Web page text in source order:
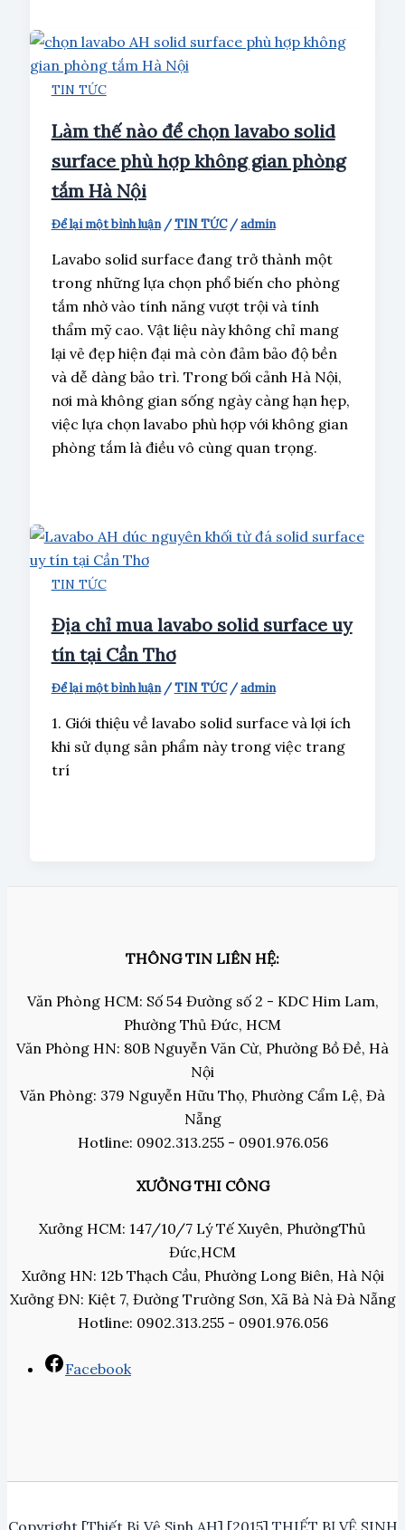
TIN TỨC
Làm thế nào để chọn lavabo solid
surface phù hợp không gian phòng
tắm Hà Nội
Để lại một bình luận /TIN TỨC/admin
Lavabo solid surface đang trở thành một
trong những lựa chọn phổ biến cho phòng
tắm nhờ vào tính năng vượt trội và tính
thẩm mỹ cao. Vật liệu này không chỉ mang
lại vẻ đẹp hiện đại mà còn đảm bảo độ bền
và dễ dàng bảo trì. Trong bối cảnh Hà Nội,
nơi mà không gian sống ngày càng hạn hẹp,
việc lựa chọn lavabo phù hợp với không gian
phòng tắm là điều vô cùng quan trọng.
TIN TỨC
Địa chỉ mua lavabo solid surface uy
tín tại Cần Thơ
Để lại một bình luận /TIN TỨC/admin
1. Giới thiệu về lavabo solid surface và lợi ích
khi sử dụng sản phẩm này trong việc trang
trí
THÔNG TIN LIÊN HỆ:
Văn Phòng HCM: Số 54 Đường số 2 - KDC Him Lam,
Phường Thủ Đức, HCM
Văn Phòng HN: 80B Nguyễn Văn Cừ, Phường Bồ Đề, Hà
Nội
Văn Phòng: 379 Nguyễn Hữu Thọ, Phường Cẩm Lệ, Đà
Nẵng
Hotline: 0902.313.255 - 0901.976.056
XƯỞNG THI CÔNG
Xưởng HCM: 147/10/7 Lý Tế Xuyên, PhườngThủ
Đức,HCM
Xưởng HN: 12b Thạch Cầu, Phường Long Biên, Hà Nội
Xưởng ĐN: Kiệt 7, Đường Trường Sơn, Xã Bà Nà Đà Nẵng
Hotline: 0902.313.255 - 0901.976.056
Facebook
Copyright [Thiết Bị Vệ Sinh AH] [2015] THIẾT BỊ VỆ SINH